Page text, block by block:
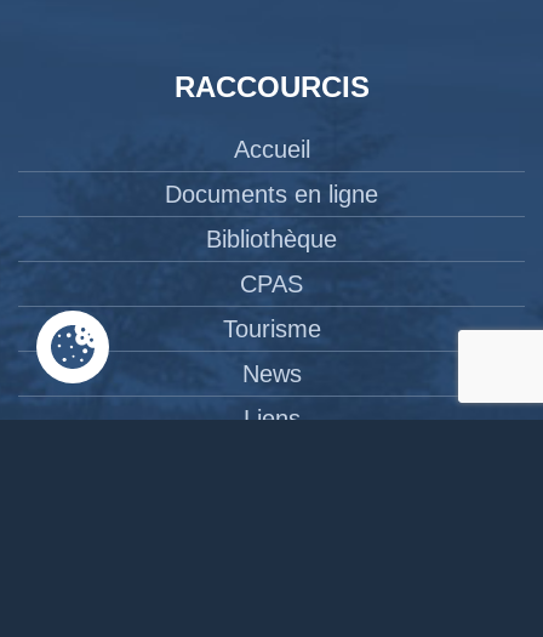
RACCOURCIS
Accueil
Documents en ligne
Bibliothèque
CPAS
Tourisme
News
Liens